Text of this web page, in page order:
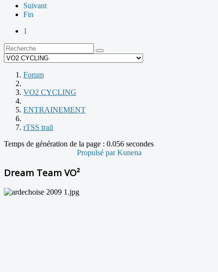
Suivant
Fin
1
Forum
VO2 CYCLING
ENTRAINEMENT
rTSS trail
Temps de génération de la page : 0.056 secondes
Propulsé parKunena
Dream Team VO²